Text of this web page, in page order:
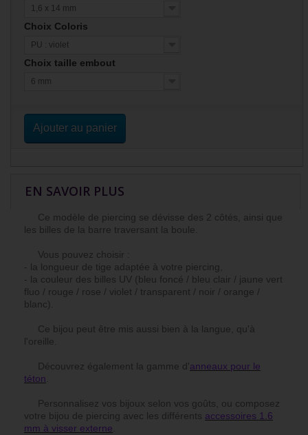
1,6 x 14 mm
Choix Coloris
PU : violet
Choix taille embout
6 mm
Ajouter au panier
EN SAVOIR PLUS
Ce modèle de piercing se dévisse des 2 côtés, ainsi que
les billes de la barre traversant la boule.
Vous pouvez choisir :
- la longueur de tige adaptée à votre piercing,
- la couleur des billes UV (bleu foncé / bleu clair / jaune vert
fluo / rouge / rose / violet / transparent / noir / orange /
blanc).
Ce bijou peut être mis aussi bien à la langue, qu'à
l'oreille.
Découvrez également la gamme d'anneaux pour le
téton
Personnalisez vos bijoux selon vos goûts, ou composez
votre bijou de piercing avec les différents accessoires 1.6
mm à visser externe